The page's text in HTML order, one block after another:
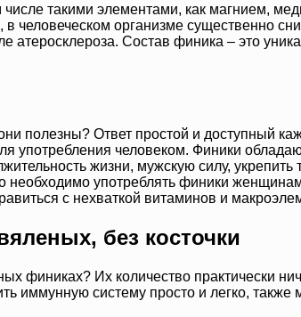
такими элементами, как магнием,
человеческом организме существенно
атеросклероза. Состав финика – это
полезны? Ответ простой и доступный
употребления человеком. Финики
жизни, мужскую силу,
употреблять финики
с нехваткой витаминов и
без косточки
финиках? Их количество практически
систему просто и легко,